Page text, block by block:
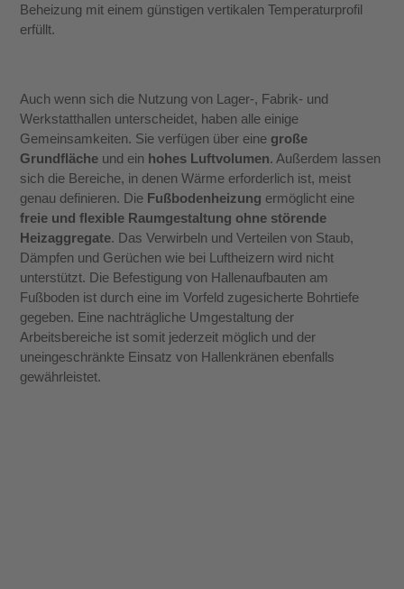
Beheizung mit einem günstigen vertikalen Temperaturprofil
erfüllt.
Auch wenn sich die Nutzung von Lager-, Fabrik- und
Werkstatthallen unterscheidet, haben alle einige
Gemeinsamkeiten. Sie verfügen über eine große
Grundfläche und ein hohes Luftvolumen. Außerdem lassen
sich die Bereiche, in denen Wärme erforderlich ist, meist
genau definieren. Die Fußbodenheizung ermöglicht eine
freie und flexible Raumgestaltung ohne störende
Heizaggregate. Das Verwirbeln und Verteilen von Staub,
Dämpfen und Gerüchen wie bei Luftheizern wird nicht
unterstützt. Die Befestigung von Hallenaufbauten am
Fußboden ist durch eine im Vorfeld zugesicherte Bohrtiefe
gegeben. Eine nachträgliche Umgestaltung der
Arbeitsbereiche ist somit jederzeit möglich und der
uneingeschränkte Einsatz von Hallenkränen ebenfalls
gewährleistet.